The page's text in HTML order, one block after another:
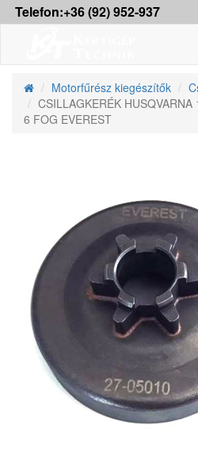
Telefon:+36 (92) 952-937
Motorfűrész kiegészítők
CSILLAGKERÉK
6 FOG EVEREST